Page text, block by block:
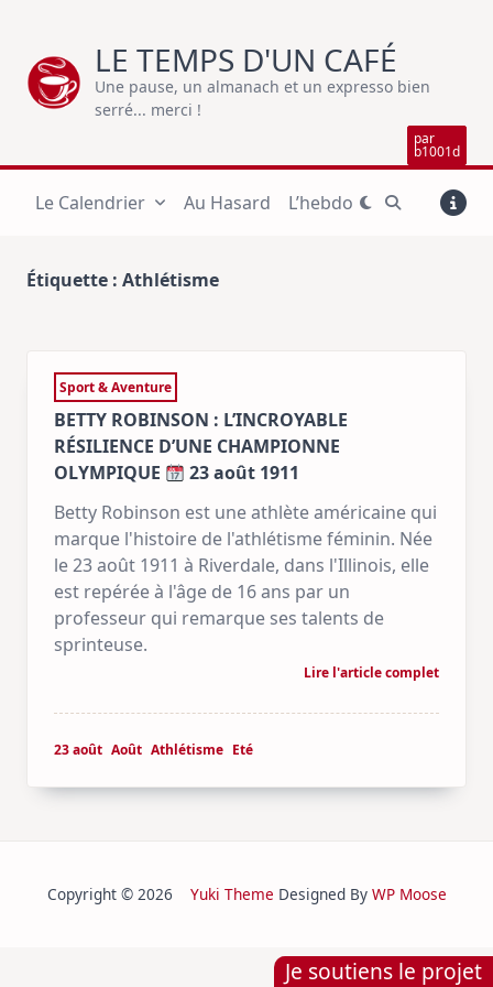
Je soutiens le projet
content
LE TEMPS D'UN CAFÉ
Une pause, un almanach et un expresso bien
serré... merci !
par
b1001d
Le Calendrier Au Hasard L’hebdo
Étiquette : Athlétisme
Sport & Aventure
BETTY ROBINSON : L’INCROYABLE
RÉSILIENCE D’UNE CHAMPIONNE
OLYMPIQUE
23 août 1911
Betty Robinson est une athlète américaine qui
marque l'histoire de l'athlétisme féminin. Née
le 23 août 1911 à Riverdale, dans l'Illinois, elle
est repérée à l'âge de 16 ans par un
professeur qui remarque ses talents de
sprinteuse.
Lire l'article complet
23 août Août Athlétisme Eté
Copyright © 2026 Yuki Theme Designed By WP Moose